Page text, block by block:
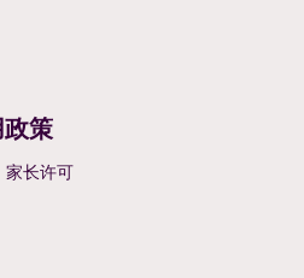
策
家长许可